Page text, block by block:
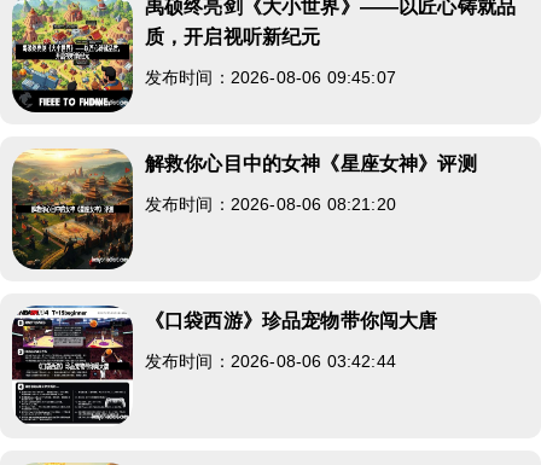
禹硕终亮剑《大小世界》——以匠心铸就品
质，开启视听新纪元
发布时间：2026-08-06 09:45:07
解救你心目中的女神《星座女神》评测
发布时间：2026-08-06 08:21:20
《口袋西游》珍品宠物带你闯大唐
发布时间：2026-08-06 03:42:44